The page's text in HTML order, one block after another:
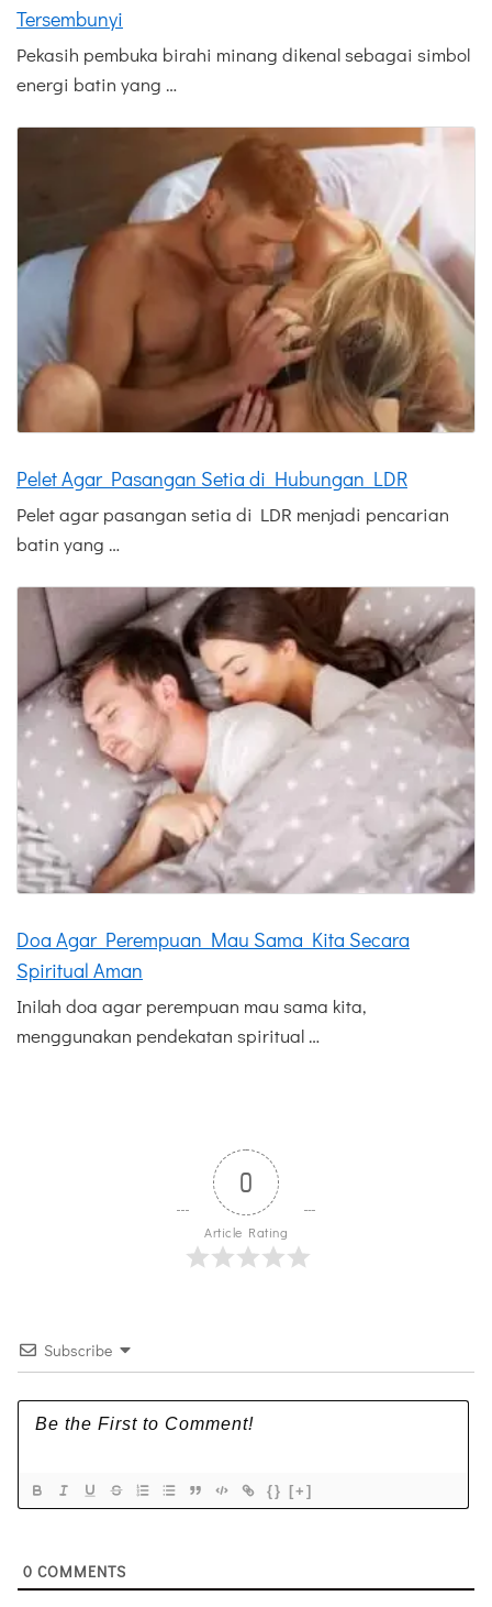
Tersembunyi
Pekasih pembuka birahi minang dikenal sebagai simbol
energi batin yang …
Pelet Agar Pasangan Setia di Hubungan LDR
Pelet agar pasangan setia di LDR menjadi pencarian
batin yang …
Doa Agar Perempuan Mau Sama Kita Secara
Spiritual Aman
Inilah doa agar perempuan mau sama kita,
menggunakan pendekatan spiritual …
0
Article Rating
Subscribe
{} [+]
0 COMMENTS